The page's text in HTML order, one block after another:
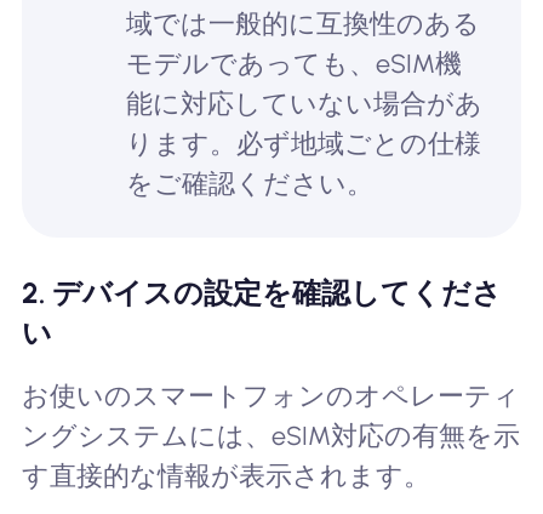
域では一般的に互換性のある
モデルであっても、eSIM機
能に対応していない場合があ
ります。必ず地域ごとの仕様
をご確認ください。
2. デバイスの設定を確認してくださ
い
お使いのスマートフォンのオペレーティ
ングシステムには、eSIM対応の有無を示
す直接的な情報が表示されます。